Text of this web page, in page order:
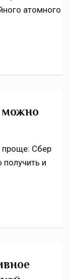
атомного
можно
проще: Сбер
и